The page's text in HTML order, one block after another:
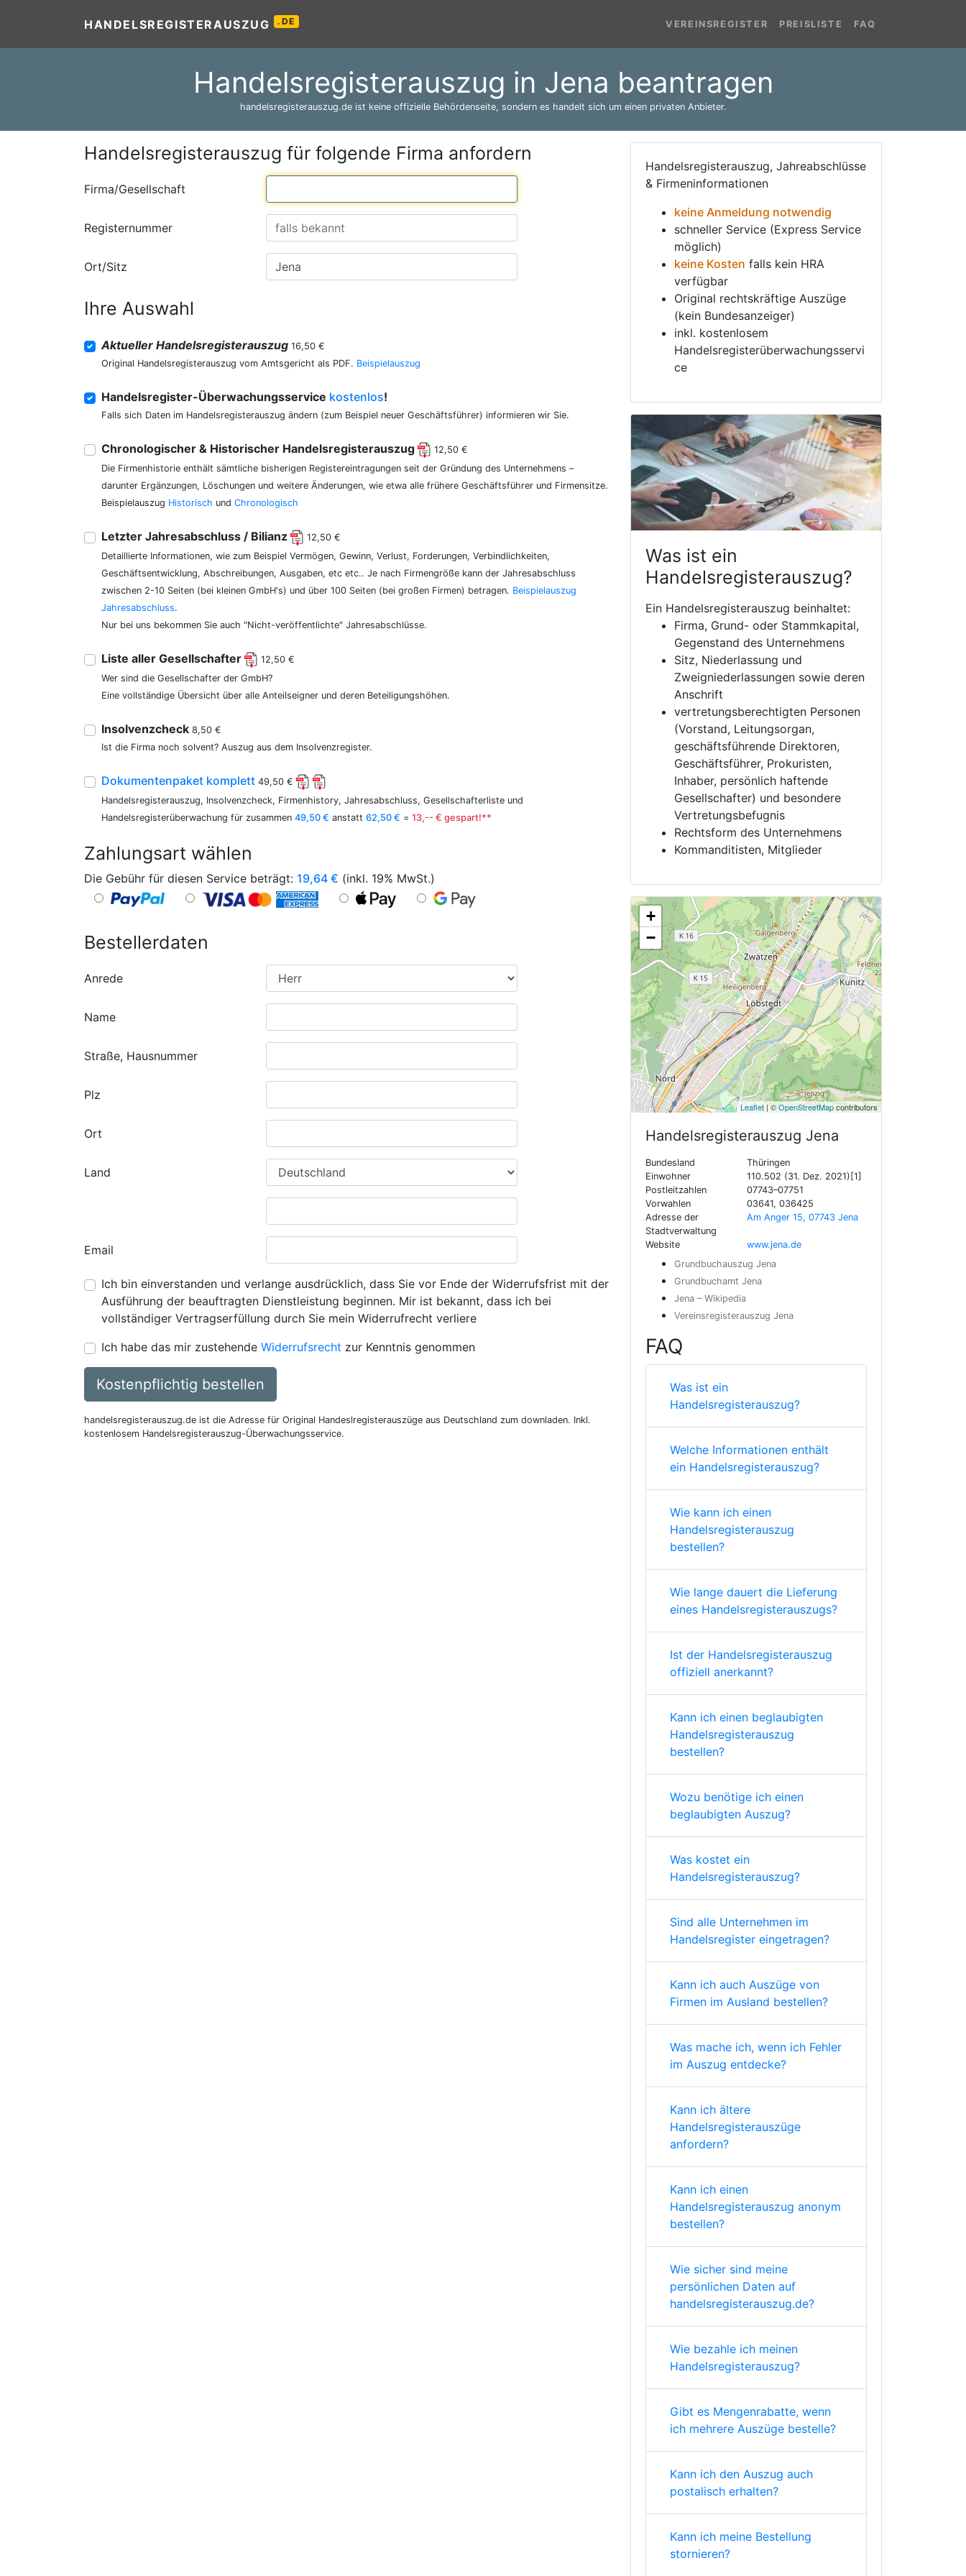
HANDELSREGISTERAUSZUG .DE VEREINSREGISTER PREISLISTE FAQ
Handelsregisterauszug in Jena beantragen
handelsregisterauszug.de ist keine offizielle Behördenseite, sondern es handelt sich um einen privaten Anbieter.
Handelsregisterauszug für folgende Firma anfordern
Firma/Gesellschaft
Registernummer
Ort/Sitz
Ihre Auswahl
Aktueller Handelsregisterauszug 16,50 €
Original Handelsregisterauszug vom Amtsgericht als PDF. Beispielauszug
Handelsregister-Überwachungsservice kostenlos!
Falls sich Daten im Handelsregisterauszug ändern (zum Beispiel neuer Geschäftsführer) informieren wir Sie.
Chronologischer & Historischer Handelsregisterauszug
12,50 €
Die Firmenhistorie enthält sämtliche bisherigen Registereintragungen seit der Gründung des Unternehmens –
darunter Ergänzungen, Löschungen und weitere Änderungen, wie etwa alle frühere Geschäftsführer und Firmensitze.
Beispielauszug Historisch und Chronologisch
Letzter Jahresabschluss / Bilianz
12,50 €
Detaillierte Informationen, wie zum Beispiel Vermögen, Gewinn, Verlust, Forderungen, Verbindlichkeiten,
Geschäftsentwicklung, Abschreibungen, Ausgaben, etc etc.. Je nach Firmengröße kann der Jahresabschluss
zwischen 2-10 Seiten (bei kleinen GmbH's) und über 100 Seiten (bei großen Firmen) betragen. Beispielauszug
Jahresabschluss.
Nur bei uns bekommen Sie auch "Nicht-veröffentlichte" Jahresabschlüsse.
Liste aller Gesellschafter
12,50 €
Wer sind die Gesellschafter der GmbH?
Eine vollständige Übersicht über alle Anteilseigner und deren Beteiligungshöhen.
Insolvenzcheck 8,50 €
Ist die Firma noch solvent? Auszug aus dem Insolvenzregister.
Dokumentenpaket komplett 49,50 €
Handelsregisterauszug, Insolvenzcheck, Firmenhistory, Jahresabschluss, Gesellschafterliste und
Handelsregisterüberwachung für zusammen 49,50 € anstatt 62,50 € = 13,-- € gespart!**
Zahlungsart wählen
Die Gebühr für diesen Service beträgt: 19,64 € (inkl. 19% MwSt.)
Bestellerdaten
Anrede
Name
Straße, Hausnummer
Plz
Ort
Land
Email
Ich bin einverstanden und verlange ausdrücklich, dass Sie vor Ende der Widerrufsfrist mit der
Ausführung der beauftragten Dienstleistung beginnen. Mir ist bekannt, dass ich bei
vollständiger Vertragserfüllung durch Sie mein Widerrufrecht verliere
Ich habe das mir zustehende Widerrufsrecht zur Kenntnis genommen
Kostenpflichtig bestellen
handelsregisterauszug.de ist die Adresse für Original Handeslregisterauszüge aus Deutschland zum downladen. Inkl.
kostenlosem Handelsregisterauszug-Überwachungsservice.
Handelsregisterauszug, Jahreabschlüsse
& Firmeninformationen
keine Anmeldung notwendig
schneller Service (Express Service
möglich)
keine Kosten falls kein HRA
verfügbar
Original rechtskräftige Auszüge
(kein Bundesanzeiger)
inkl. kostenlosem
Handelsregisterüberwachungsservi
ce
Was ist ein
Handelsregisterauszug?
Ein Handelsregisterauszug beinhaltet:
Firma, Grund- oder Stammkapital,
Gegenstand des Unternehmens
Sitz, Niederlassung und
Zweigniederlassungen sowie deren
Anschrift
vertretungsberechtigten Personen
(Vorstand, Leitungsorgan,
geschäftsführende Direktoren,
Geschäftsführer, Prokuristen,
Inhaber, persönlich haftende
Gesellschafter) und besondere
Vertretungsbefugnis
Rechtsform des Unternehmens
Kommanditisten, Mitglieder
+
−
Leaflet| ©OpenStreetMapcontributors
Handelsregisterauszug Jena
Bundesland
Thüringen
Einwohner
110.502 (31. Dez. 2021)[1]
Postleitzahlen
07743–07751
Vorwahlen
03641, 036425
Adresse der
Stadtverwaltung
Am Anger 15, 07743 Jena
Website
www.jena.de
Grundbuchauszug Jena
Grundbuchamt Jena
Jena – Wikipedia
Vereinsregisterauszug Jena
FAQ
Was ist ein
Handelsregisterauszug?
Welche Informationen enthält
ein Handelsregisterauszug?
Wie kann ich einen
Handelsregisterauszug
bestellen?
Wie lange dauert die Lieferung
eines Handelsregisterauszugs?
Ist der Handelsregisterauszug
offiziell anerkannt?
Kann ich einen beglaubigten
Handelsregisterauszug
bestellen?
Wozu benötige ich einen
beglaubigten Auszug?
Was kostet ein
Handelsregisterauszug?
Sind alle Unternehmen im
Handelsregister eingetragen?
Kann ich auch Auszüge von
Firmen im Ausland bestellen?
Was mache ich, wenn ich Fehler
im Auszug entdecke?
Kann ich ältere
Handelsregisterauszüge
anfordern?
Kann ich einen
Handelsregisterauszug anonym
bestellen?
Wie sicher sind meine
persönlichen Daten auf
handelsregisterauszug.de?
Wie bezahle ich meinen
Handelsregisterauszug?
Gibt es Mengenrabatte, wenn
ich mehrere Auszüge bestelle?
Kann ich den Auszug auch
postalisch erhalten?
Kann ich meine Bestellung
stornieren?